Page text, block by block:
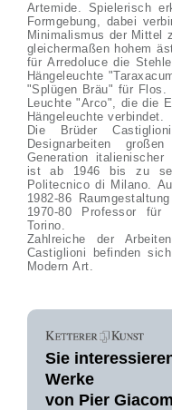
Artemide. Spielerisch
Formgebung, dabei
Minimalismus der Mittel
gleichermaßen hohem
für Arredoluce die
Hängeleuchte
"Splügen Bräu" für
Leuchte "Arco", die die
Hängeleuchte verbindet.
Die Brüder
Designarbeiten
Generation
ist ab 1946 bis zu
Politecnico di Milano.
1982-86
1970-80 Professor für
Torino.
Zahlreiche der
Castiglioni befinden
Modern Art.
Sie
Werke
von Pier